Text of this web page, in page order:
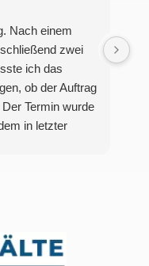
Nach einem
zwei
ich das
ob der Auftrag
Termin wurde
in letzter
verlassen
das hier